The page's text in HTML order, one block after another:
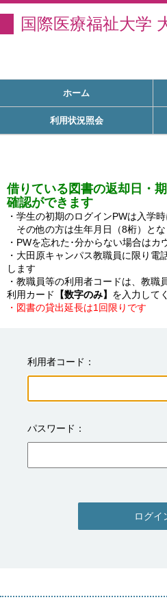
国際医療福祉大学
ホーム
利用状況照会
借りている図書の返却日・
確認ができます
・学生の初期のログインPWは入学
その他の方は生年月日（8桁）とな
・PWを忘れた･分からない場合は
・大田原キャンパス教職員に限り電
します
・教職員等の利用者コードは、教職
利用カード
【数字のみ】
・図書の貸出延長は1回限りです
利用者コード
パスワード
ログイ